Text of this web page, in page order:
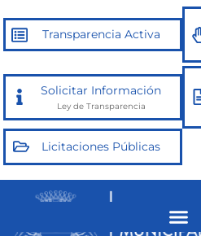
contenido
Transparencia Activa
Solicitar Información
Ley de Transparencia
Licitaciones Públicas